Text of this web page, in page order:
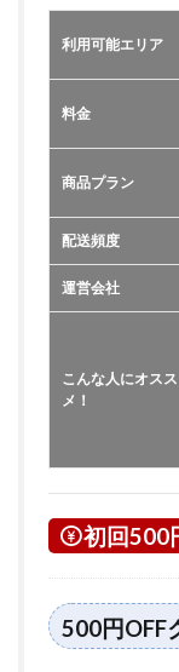
利用可能エリア
料金
商品プラン
配送頻度
運営会社
こんな人にオスス
メ！
初回500
500円OFF